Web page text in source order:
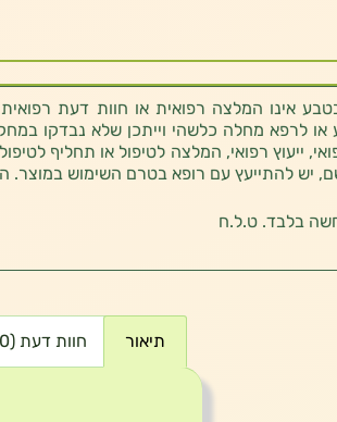
אינו המלצה רפואית או חוות דעת
או לרפא מחלה כלשהי וייתכן שלא נבדקו
ייעוץ רפואי, המלצה לטיפול או תחליף
יש להתייעץ עם רופא בטרם השימוש
בלבד. ט.ל.ח
תיאור חוות דעת (0)